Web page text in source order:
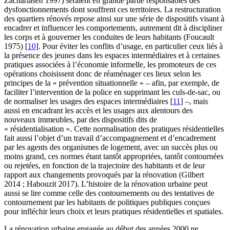
dysfonctionnements dont souffrent ces territoires. La restructuration
des quartiers rénovés repose ainsi sur une série de dispositifs visant à
encadrer et influencer les comportements, autrement dit à discipliner
les corps et à gouverner les conduites de leurs habitants (Foucault
1975) [10]. Pour éviter les conflits d’usage, en particulier ceux liés à
la présence des jeunes dans les espaces intermédiaires et à certaines
pratiques associées à l’économie informelle, les promoteurs de ces
opérations choisissent donc de réaménager ces lieux selon les
principes de la « prévention situationnelle » – afin, par exemple, de
faciliter l’intervention de la police en supprimant les culs-de-sac, ou
de normaliser les usages des espaces intermédiaires [11] –, mais
aussi en encadrant les accès et les usages aux alentours des
nouveaux immeubles, par des dispositifs dits de
« résidentialisation ». Cette normalisation des pratiques résidentielles
fait aussi l’objet d’un travail d’accompagnement et d’encadrement
par les agents des organismes de logement, avec un succès plus ou
moins grand, ces normes étant tantôt appropriées, tantôt contournées
ou rejetées, en fonction de la trajectoire des habitants et de leur
rapport aux changements provoqués par la rénovation (Gilbert
2014 ; Habouzit 2017). L’histoire de la rénovation urbaine peut
aussi se lire comme celle des contournements ou des tentatives de
contournement par les habitants de politiques publiques conçues
pour infléchir leurs choix et leurs pratiques résidentielles et spatiales.